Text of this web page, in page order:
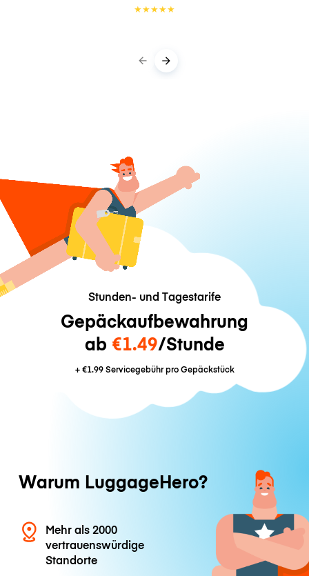
★★★★★
Stunden- und Tagestarife
Gepäckaufbewahrung
ab €1.49/Stunde
+€1.99Servicegebühr pro Gepäckstück
Warum LuggageHero?
Mehr als 2000
vertrauenswürdige
Standorte